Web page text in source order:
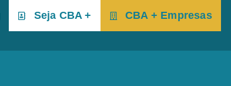
Seja CBA + CBA + Empresas